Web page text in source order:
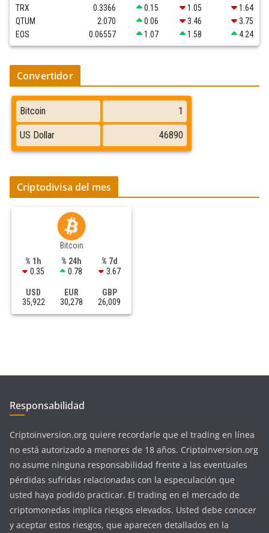
TRX
0.3366 0.15 1.05
1.64
QTUM
2.070 0.06 3.46
3.75
EOS
0.06557 1.07 1.58 4.24
Convertidor
Criptodivisa del mes
Bitcoin
% 1h
0.35
% 24h
0.78
% 7d
3.67
USD
35,922
EUR
30,278
GBP
26,009
Responsabilidad
Criptoinversion.org quiere recordarle que el trading en línea
no está autorizado a menores de 18 años. Criptoinversion.org
no asume ninguna responsabilidad frente a las eventuales
pérdidas sufridas relacionadas con la especulación que
usted haya podido practicar. El trading en el mercado de
criptomonedas implica riesgos elevados. Usted debe conocer
y aceptar estos riesgos, que aparecen detallados en la